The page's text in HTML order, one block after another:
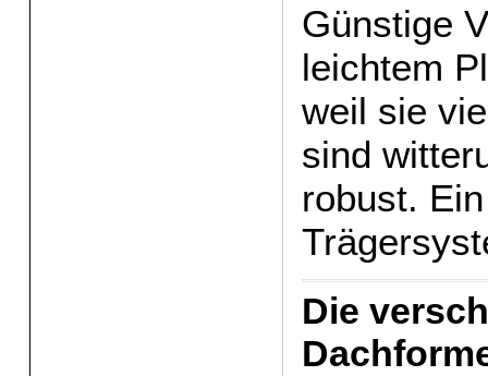
Günstige
leichtem
weil sie
sind
robust.
Die